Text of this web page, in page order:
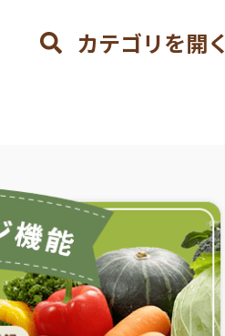
カテゴリを開く